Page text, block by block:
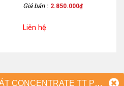
Giá bán : 2.850.000₫
Liên hệ
ĐẶT MUA NƯỚC LÀM MÁT CONCENTRATE TT PREMIUM - RED - 10ML